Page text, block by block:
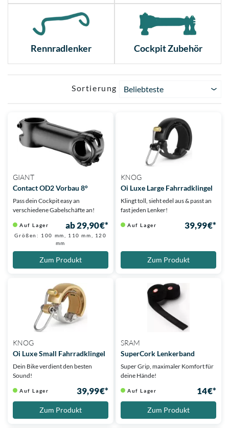
Rennradlenker Cockpit Zubehör
Sortierung Beliebteste
GIANT
Contact OD2 Vorbau 8°
Pass dein Cockpit easy an
verschiedene Gabelschäfte an!
Auf Lager ab 29,90 €*
Größen: 100 mm, 110 mm, 120
mm
Zum Produkt
KNOG
Oi Luxe Large Fahrradklingel
Klingt toll, sieht edel aus & passt an
fast jeden Lenker!
Auf Lager 39,99 €*
Zum Produkt
KNOG
Oi Luxe Small Fahrradklingel
Dein Bike verdient den besten
Sound!
Auf Lager 39,99 €*
Zum Produkt
SRAM
SuperCork Lenkerband
Super Grip, maximaler Komfort für
deine Hände!
Auf Lager 14 €*
Zum Produkt